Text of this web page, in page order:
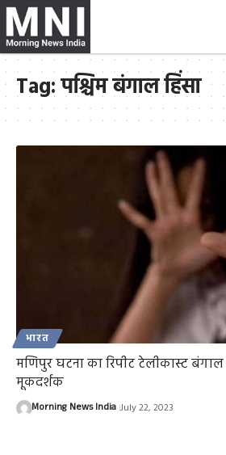
Tag:पश्चिम बंगाल हिंसा
भारत
मणिपुर घटना का रिपीट टेलीकास्ट
मूकदर्शक
Morning News India July 22, 2023